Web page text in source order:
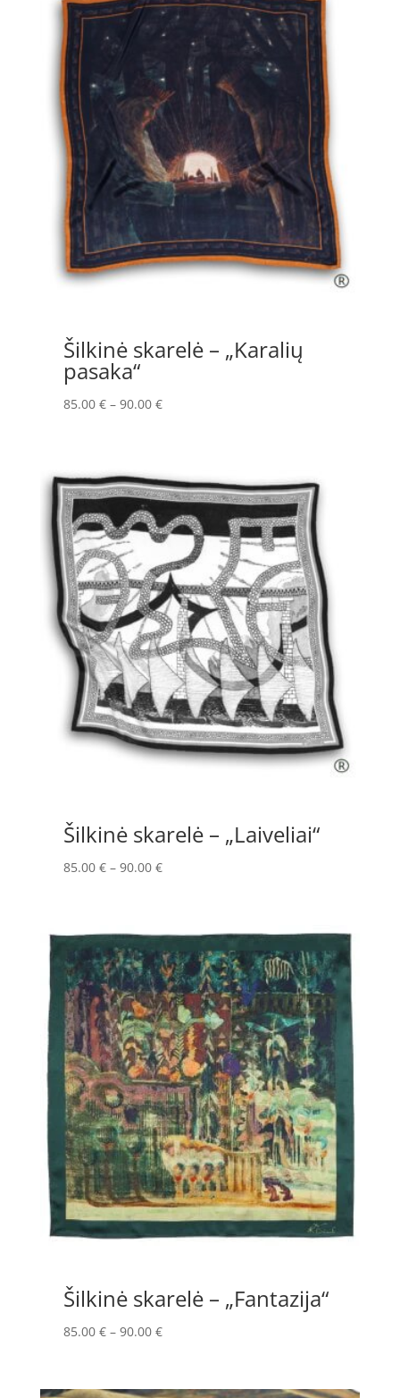
90.00 €
Šilkinė skarelė – „Karalių
pasaka“
85.00 € – 90.00 €Price
90.00 €
Šilkinė skarelė – „Laiveliai“
85.00 € – 90.00 €Price
through
90.00 €
Šilkinė skarelė – „Fantazija“
85.00 € – 90.00 €Price